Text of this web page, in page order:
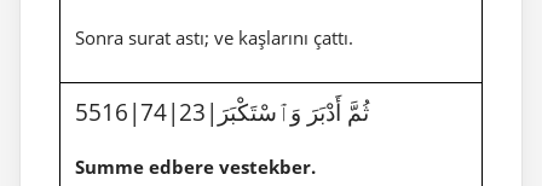
Sonra surat astı; ve kaşlarını çattı.
5516|74|23|ثُمَّ أَدْبَرَ وَٱسْتَكْبَرَ
Summe edbere vestekber.